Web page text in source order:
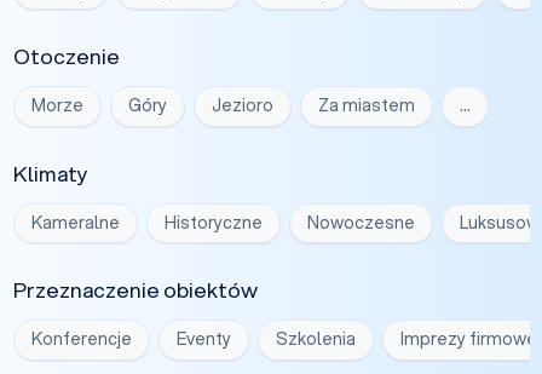
Otoczenie
Morze Góry Jezioro Za miastem …
Klimaty
Kameralne Historyczne Nowoczesne
Przeznaczenie obiektów
Konferencje Eventy Szkolenia Imprezy firmowe